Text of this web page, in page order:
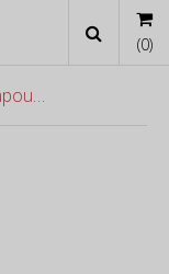
Andrew Will Red Champoux Vineyard 2014
(0)